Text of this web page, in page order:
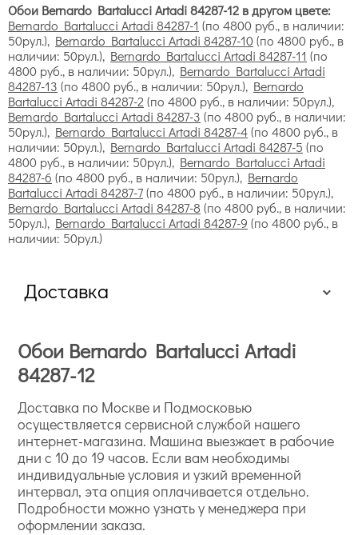
экологичность и безопасность для здоровья, так как
хорошо пропускают воздух;
гипоаллергенность;
эластичность и прочность, позволяющие скрыть
неровность стен;
удобство в поклейке;
возможность перекрашивания.
Обои Bernardo Bartalucci Artadi 84287-12 в другом цвете:
Bernardo Bartalucci Artadi 84287-1 (по 4800 руб., в наличии:
50рул.), Bernardo Bartalucci Artadi 84287-10(по 4800 руб., в
наличии: 50рул.), Bernardo Bartalucci Artadi 84287-11 (по
4800 руб., в наличии: 50рул.), Bernardo Bartalucci Artadi
84287-13 (по 4800 руб., в наличии: 50рул.), Bernardo
Bartalucci Artadi 84287-2 (по 4800 руб., в наличии: 50рул.),
Bernardo Bartalucci Artadi 84287-3 (по 4800 руб., в наличии:
50рул.), Bernardo Bartalucci Artadi 84287-4(по 4800 руб., в
наличии: 50рул.), Bernardo Bartalucci Artadi 84287-5 (по
4800 руб., в наличии: 50рул.), Bernardo Bartalucci Artadi
84287-6 (по 4800 руб., в наличии: 50рул.), Bernardo
Bartalucci Artadi 84287-7(по 4800 руб., в наличии: 50рул.),
Bernardo Bartalucci Artadi 84287-8 (по 4800 руб., в наличии:
50рул.), Bernardo Bartalucci Artadi 84287-9 (по 4800 руб., в
наличии: 50рул.)
Доставка
Обои Bernardo Bartalucci Artadi
84287-12
Доставка по Москве и Подмосковью
осуществляется сервисной службой нашего
интернет-магазина. Машина выезжает в рабочие
дни с 10 до 19 часов. Если вам необходимы
индивидуальные условия и узкий временной
интервал, эта опция оплачивается отдельно.
Подробности можно узнать у менеджера при
оформлении заказа.